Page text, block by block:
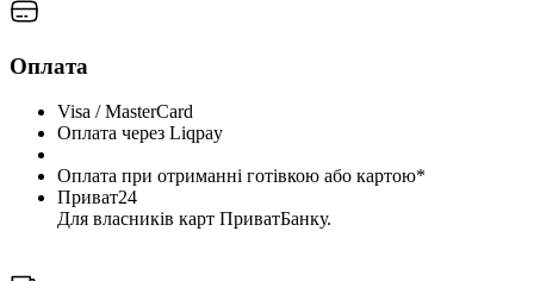
Оплата
Visa / MasterCard
Оплата через Liqpay
Оплата при отриманні готівкою або картою*
Приват24
Для власників карт ПриватБанку.